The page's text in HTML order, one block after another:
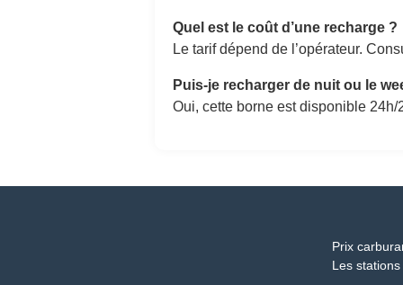
Quel est le coût d’une recharge ?
Le tarif dépend de l’opérateur.
Puis-je recharger de nuit ou le
Oui, cette borne est disponible 24h/
Prix
Les